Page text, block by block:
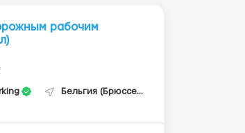
рабочим
Бельгия (Брюссель)